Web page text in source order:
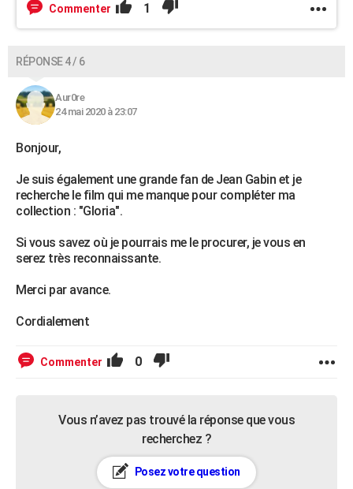
Commenter 1
RÉPONSE 4 / 6
Aur0re
24 mai 2020 à 23:07
Bonjour,
Je suis également une grande fan de Jean Gabin et je
recherche le film qui me manque pour compléter ma
collection : "Gloria".
Si vous savez où je pourrais me le procurer, je vous en
serez très reconnaissante.
Merci par avance.
Cordialement
Commenter 0
Vous n’avez pas trouvé la réponse que vous
recherchez ?
Posez votre question